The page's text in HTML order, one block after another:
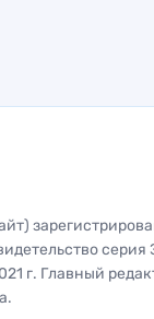
г. Главный